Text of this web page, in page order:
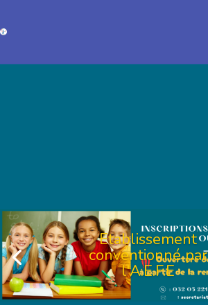
Etablissement
conventionné par
l'A.E.F.E